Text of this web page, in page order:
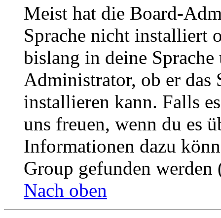
Meist hat die Board-
Sprache nicht installiert
bislang in deine
Administrator, ob er das
installieren kann. Falls
uns freuen, wenn du es
Informationen dazu
Group gefunden
Nach oben